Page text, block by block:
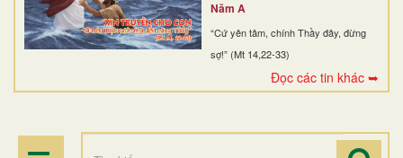
Năm A
“Cứ yên tâm, chính Thầy đây, đừng
sợ!” (Mt 14,22-33)
Đọc các tin khác ➥
ĐOÀN THỂ CG
ĐIỂM HÀNH HƯƠNG